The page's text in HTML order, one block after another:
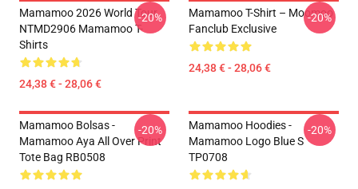
Mamamoo 2026 World Tour
NTMD2906 Mamamoo T-
Shirts
24,38 € - 28,06 €
-20%
Mamamoo T-Shirt – Moomoo
Fanclub Exclusive
24,38 € - 28,06 €
-20%
Mamamoo Bolsas -
Mamamoo Aya All Over Print
Tote Bag RB0508
-20%
Mamamoo Hoodies -
Mamamoo Logo Blue S
TP0708
-20%